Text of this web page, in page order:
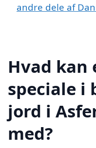
andre dele af
Hvad kan
speciale i
jord i
med?